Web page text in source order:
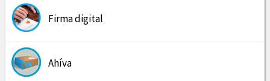
Firma digital
Ahíva